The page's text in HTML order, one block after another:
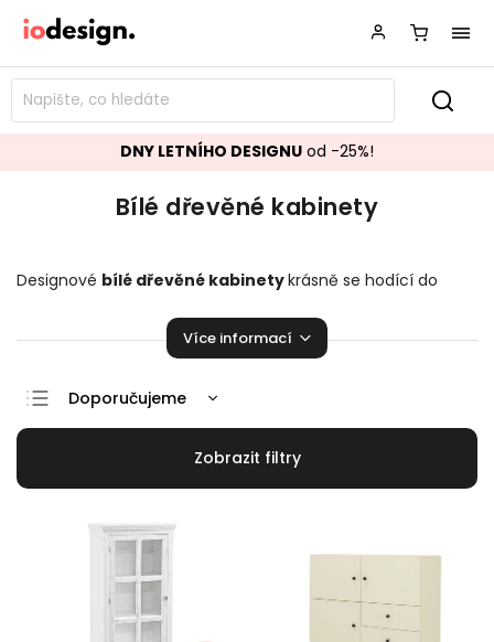
DNY LETNÍHO DESIGNU od -25%!
Bílé dřevěné kabinety
Designové bílé dřevěné kabinetykrásně se hodící do
zaručeně pozvednou úroveň vaší domácnosti!
Více informací
Doporučujeme
Nejlevnější
Abecedně